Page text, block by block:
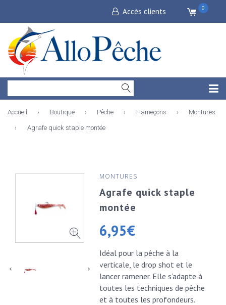
Accès clients 0
Accueil › Boutique › Pêche › Hameçons › Montures
› Agrafe quick staple montée
MONTURES
Agrafe quick staple
montée
6,95€
Idéal pour la pêche à la
verticale, le drop shot et le
lancer ramener. Elle s’adapte à
toutes les techniques de pêche
et à toutes les profondeurs.